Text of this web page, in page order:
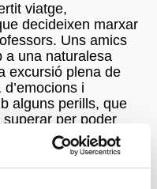
viatge,
decideixen marxar
Uns amics
a una naturalesa
excursió plena de
i
alguns perills, que
per poder
ens ensenya a
companys d’una
basada en la